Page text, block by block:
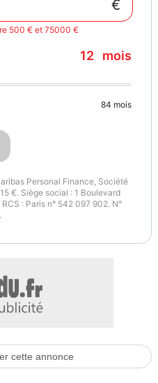
€
500 € et 75000 €
12 mois
84 mois
Personal Finance, Société
€. Siège social : 1 Boulevard
: Paris n° 542 097 902. N°
cette annonce